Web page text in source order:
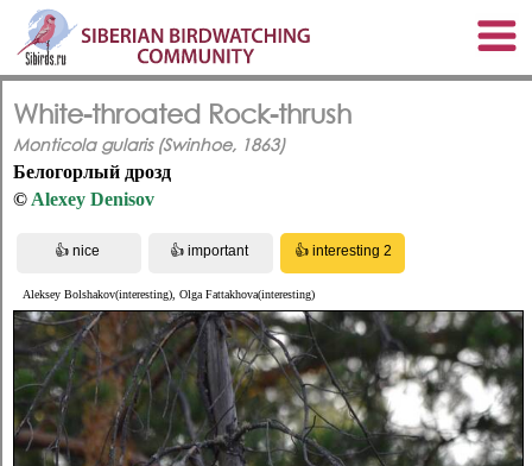
White-throated Rock-thrush
Monticola gularis (Swinhoe, 1863)
Белогорлый дрозд
© Alexey Denisov
Aleksey Bolshakov(interesting), Olga Fattakhova(interesting)